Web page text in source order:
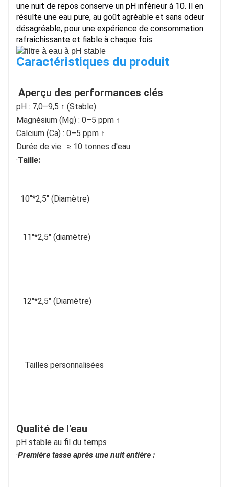
une nuit de repos conserve un pH inférieur à 10. Il en
résulte une eau pure, au goût agréable et sans odeur
désagréable, pour une expérience de consommation
rafraîchissante et fiable à chaque fois.
Caractéristiques du produit
Aperçu des performances clés
pH : 7,0–9,5 ↑ (Stable)
Magnésium (Mg) : 0–5 ppm ↑
Calcium (Ca) : 0–5 ppm ↑
Durée de vie : ≥ 10 tonnes d'eau
·Taille:
10"*2,5" (Diamètre)
11"*2,5" (diamètre)
12"*2,5" (Diamètre)
Tailles personnalisées
Qualité de l'eau
pH stable au fil du temps
·Première tasse après une nuit entière :